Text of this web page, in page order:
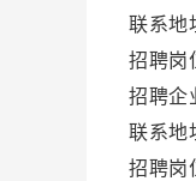
联系地
招聘岗
招聘企
联系地
招聘岗